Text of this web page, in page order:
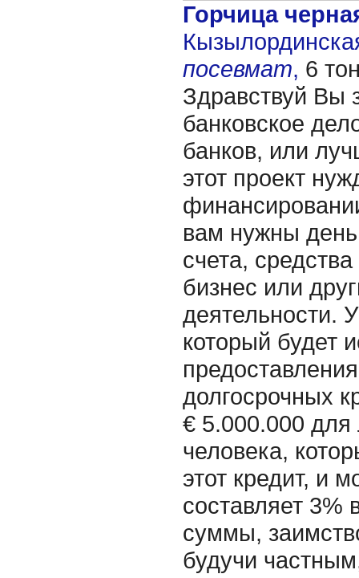
Горчица
посевмат, 6
Здравствуй Вы
банковское
банков, или
этот проект
вам нужны
счета,
бизнес или
деятельности.
который будет
долгосрочных
€ 5.000.000 для
человека,
этот кредит, и
составляет 3%
суммы,
будучи